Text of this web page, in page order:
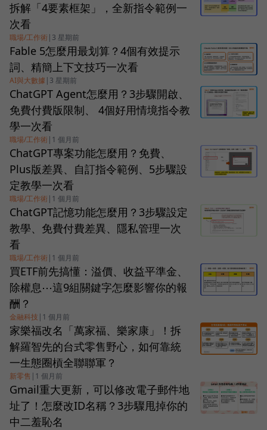
拆解「4要素框架」，全新指令範例一
次看
職場/工作術 | 3 星期前
Fable 5怎麼用最划算？4個有效提示
詞、精簡上下文技巧一次看
AI與大數據 | 3 星期前
ChatGPT Agent怎麼用？3步驟開啟、
免費付費版限制、 4個好用情境指令教
學一次看
職場/工作術 | 1 個月前
ChatGPT專案功能怎麼用？免費、
Plus版差異、自訂指令範例、5步驟設
定教學一次看
職場/工作術 | 1 個月前
ChatGPT記憶功能怎麼用？3步驟設定
教學、免費付費差異、隱私管理一次
看
職場/工作術 | 1 個月前
買ETF前先搞懂：溢價、收益平準金、
除權息⋯這9組關鍵字怎麼影響你的報
酬？
金融科技 | 1 個月前
家樂福改名「萬家福、樂家康」！拆
解羅智先的台式零售野心，如何靠統
一生態圈槓全聯聯軍？
新零售 | 1 個月前
Gmail重大更新，可以修改電子郵件地
址了！怎麼改ID名稱？3步驟甩掉你的
中二羞恥名